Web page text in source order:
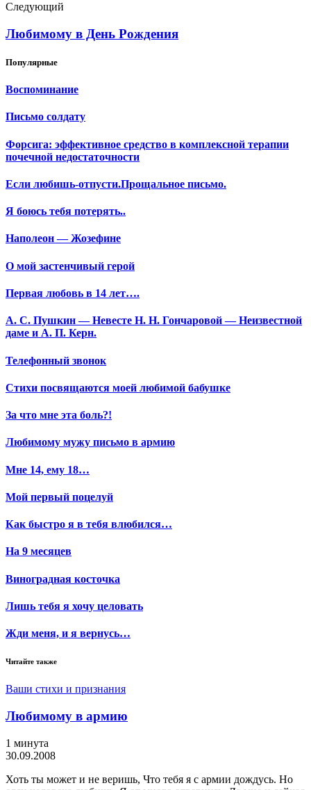
Следующий
Любимому в День Рождения
Популярные
Воспоминание
Письмо солдату
Форсига: эффективное средство в комплексной терапии
почечной недостаточности
Если любишь-отпусти.Прощальное письмо.
Я боюсь тебя потерять..
Наполеон — Жозефине
О мой застенчивый герой
Первая любовь в 14 лет….
А. С. Пушкин — Невесте Н. Н. Гончаровой — Неизвестной
даме и А. П. Керн.
Телефонный звонок
Стихи посвящаются моей любимой бабушке
За что мне эта боль?!
Любимому мужу письмо в армию
Мне 14, ему 18…
Мой первый поцелуй
Как быстро я в тебя влюбился…
На 9 месяцев
Виноградная косточка
Лишь тебя я хочу целовать
Жди меня, и я вернусь…
Читайте также
Ваши стихи и признания
Любимому в армию
1 минута
30.09.2008
Хоть ты может и не веришь, Что тебя я с армии дождусь. Но